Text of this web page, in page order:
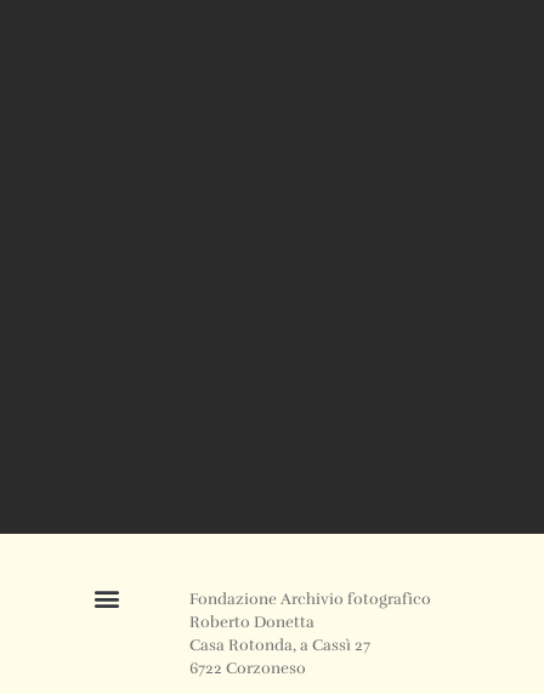
Fondazione Archivio fotografico
Roberto Donetta
Casa Rotonda, a Cassì 27
6722 Corzoneso